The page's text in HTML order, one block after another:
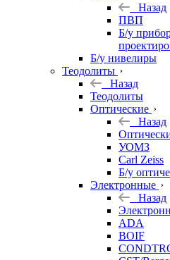
Назад
ПВП
Б/у
Б/у нивелиры
Теодолиты
Назад
Теодолиты
Оптические
Назад
УОМЗ
Carl Zeiss
Б/у
Электронные
Назад
ADA
BOIF